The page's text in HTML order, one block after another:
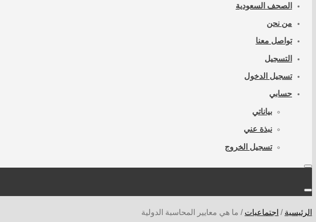
الصحف السعودية
من نحن
تواصل معنا
التسجيل
تسجيل الدخول
حسابي
بياناتي
نبذة عني
تسجيل الخروج
الرئيسية / اجتماعيات / ما هي معايير المحاسبة الدولية